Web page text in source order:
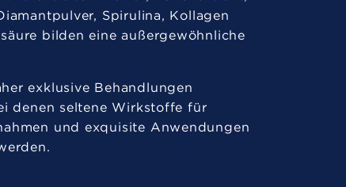
Spirulina, Kollagen
bilden eine außergewöhnliche
exklusive Behandlungen
denen seltene Wirkstoffe für
und exquisite Anwendungen